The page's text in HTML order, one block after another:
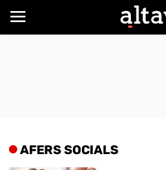
AFERS SOCIALS